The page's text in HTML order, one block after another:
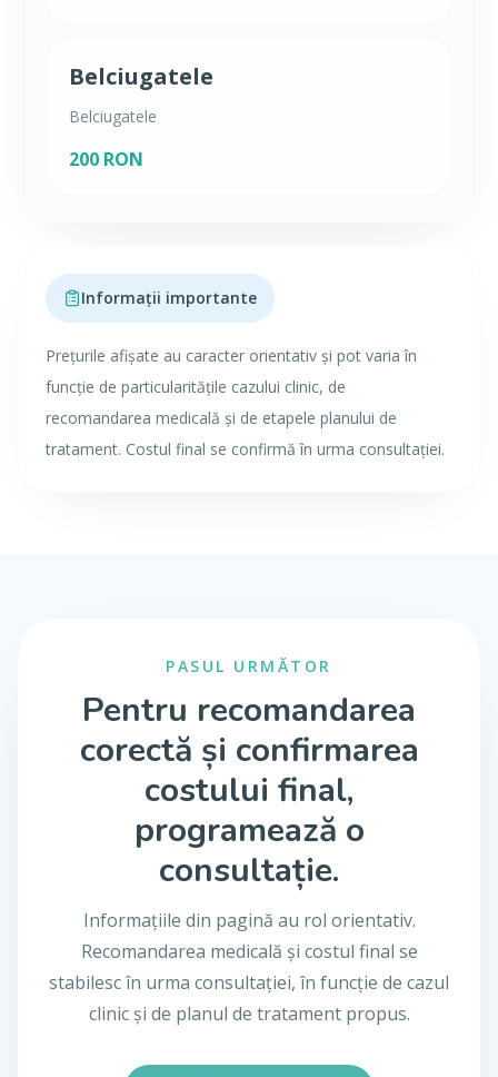
Belciugatele
Belciugatele
200 RON
Informații importante
Prețurile afișate au caracter orientativ și pot varia în
funcție de particularitățile cazului clinic, de
recomandarea medicală și de etapele planului de
tratament. Costul final se confirmă în urma consultației.
PASUL URMĂTOR
Pentru recomandarea
corectă și confirmarea
costului final,
programează o
consultație.
Informațiile din pagină au rol orientativ.
Recomandarea medicală și costul final se
stabilesc în urma consultației, în funcție de cazul
clinic și de planul de tratament propus.